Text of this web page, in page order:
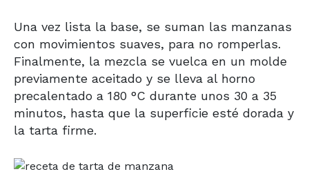
Una vez lista la base, se suman las manzanas
con movimientos suaves, para no romperlas.
Finalmente, la mezcla se vuelca en un molde
previamente aceitado y se lleva al horno
precalentado a 180 °C durante unos 30 a 35
minutos, hasta que la superficie esté dorada y
la tarta firme.